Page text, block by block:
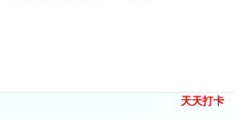
天天打卡